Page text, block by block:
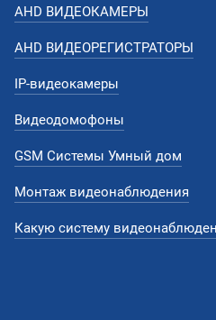
AHD ВИДЕОКАМЕРЫ
AHD ВИДЕОРЕГИСТРАТОРЫ
IP-видеокамеры
Видеодомофоны
GSM Системы Умный дом
Монтаж видеонаблюдения
Какую систему